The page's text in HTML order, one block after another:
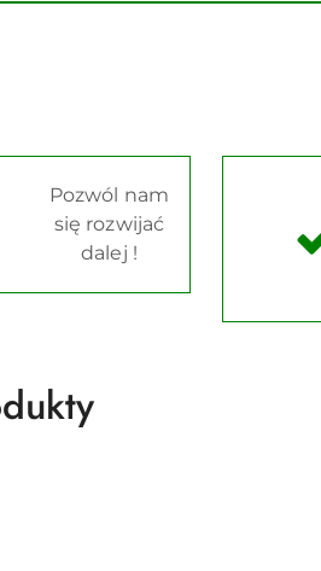
Pozwól nam
się rozwijać
dalej !